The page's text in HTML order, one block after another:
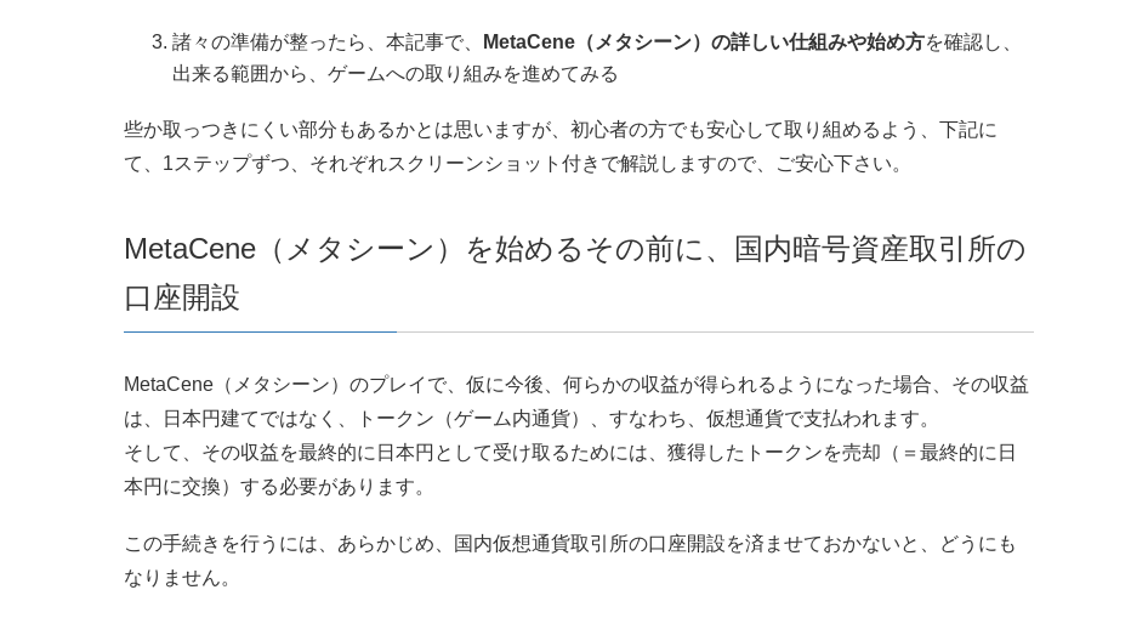
諸々の準備が整ったら、本記事で、 MetaCene（メタシーン）の詳しい仕組みや始め方を確認し、
出来る範囲から、ゲームへの取り組みを進めてみる
些か取っつきにくい部分もあるかとは思いますが、初心者の方でも安心して取り組めるよう、下記に
て、1ステップずつ、それぞれスクリーンショット付きで解説しますので、ご安心下さい。
MetaCene（メタシーン）を始めるその前に、国内暗号資産取引所の
口座開設
MetaCene（メタシーン）のプレイで、仮に今後、何らかの収益が得られるようになった場合、その収益
は、日本円建てではなく、トークン（ゲーム内通貨）、すなわち、仮想通貨で支払われます。
そして、その収益を最終的に日本円として受け取るためには、獲得したトークンを売却（＝最終的に日
本円に交換）する必要があります。
この手続きを行うには、あらかじめ、国内仮想通貨取引所の口座開設を済ませておかないと、どうにも
なりません。